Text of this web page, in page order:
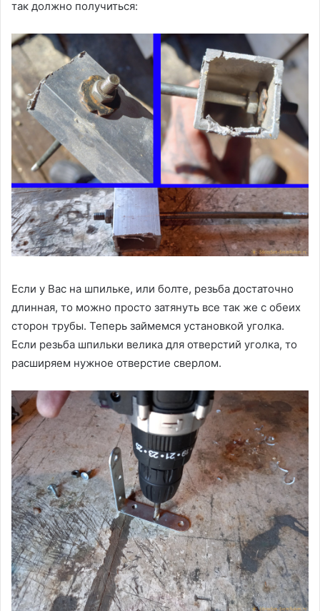
так должно получиться:
Если у Вас на шпильке, или болте, резьба достаточно
длинная, то можно просто затянуть все так же с обеих
сторон трубы. Теперь займемся установкой уголка.
Если резьба шпильки велика для отверстий уголка, то
расширяем нужное отверстие сверлом.